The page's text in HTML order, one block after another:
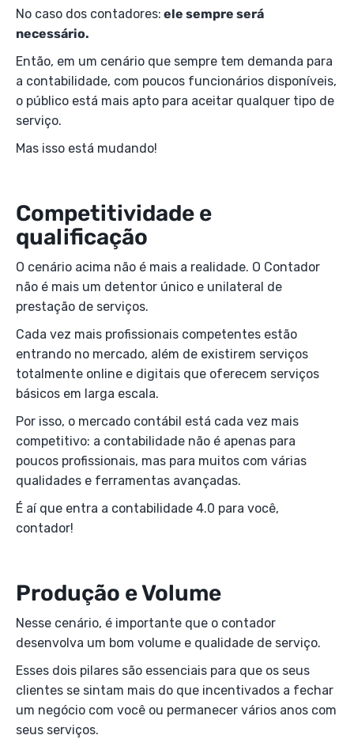
No caso dos contadores: ele sempre será
necessário.
Então, em um cenário que sempre tem demanda para
a contabilidade, com poucos funcionários disponíveis,
o público está mais apto para aceitar qualquer tipo de
serviço.
Mas isso está mudando!
Competitividade e
qualificação
O cenário acima não é mais a realidade. O Contador
não é mais um detentor único e unilateral de
prestação de serviços.
Cada vez mais profissionais competentes estão
entrando no mercado, além de existirem serviços
totalmente online e digitais que oferecem serviços
básicos em larga escala.
Por isso, o mercado contábil está cada vez mais
competitivo: a contabilidade não é apenas para
poucos profissionais, mas para muitos com várias
qualidades e ferramentas avançadas.
É aí que entra a contabilidade 4.0 para você,
contador!
Produção e Volume
Nesse cenário, é importante que o contador
desenvolva um bom volume e qualidade de serviço.
Esses dois pilares são essenciais para que os seus
clientes se sintam mais do que incentivados a fechar
um negócio com você ou permanecer vários anos com
seus serviços.